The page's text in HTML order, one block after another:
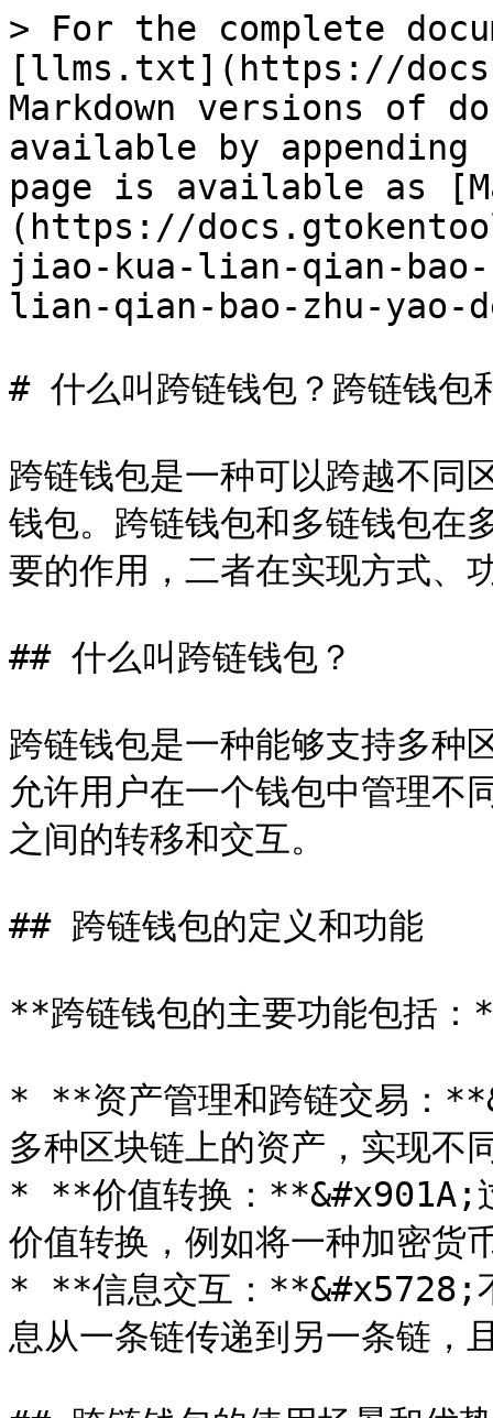
> For the complete
[llms.txt](https://
Markdown versions of
available by
page is available as
(https://
jiao-kua-lian-qian-
lian-qian-bao-zhu-yao-
# 什么叫跨链钱包？跨链钱包
跨链钱包是一种可以跨越不同
钱包。跨链钱包和多链钱包在
要的作用，二者在实现方式、
## 什么叫跨链钱包？
跨链钱包是一种能够支持多种
允许用户在一个钱包中管理不
之间的转移和交互。
## 跨链钱包的定义和功能
**跨链钱包的主要功能包括
* **资产管理和跨链交易：
多种区块链上的资产，实现不
* **价值转换：**&#x901A;
价值转换，例如将一种加密货
* **信息交互：**&#x5728;
息从一条链传递到另一条链，